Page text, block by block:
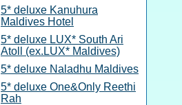
5* deluxe Kanuhura
Maldives Hotel
5* deluxe LUX* South Ari
Atoll (ex.LUX* Maldives)
5* deluxe Naladhu Maldives
5* deluxe One&Only Reethi
Rah